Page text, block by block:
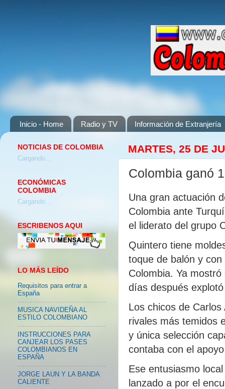
Inicio - Home Radio y TV Información de Extranjería
MARTES, 25 DE
Colombia ganó
Una gran actuación
Colombia ante
el liderato del grupo
Quintero tiene
toque de balón y
Colombia. Ya
días después
Los chicos de
rivales más temidos
y única selección
contaba con el
Ese entusiasmo
lanzado a por el
NOTICIAS DE COLOMBIA
Cargando...
ECONÓMICAS
COLOMBIA
Cargando...
ESCRIBENOS AQUI
LO MÁS LEÍDO
Requisitos para entrar a
España
MUSICA NAVIDEÑA AL
ESTILO COLOMBIANO
INSTRUCCIONES PARA
CANJEAR LOS PASES
COLOMBIANOS EN
ESPAÑA
JORGE LAUN Y LA BANDA
CALIENTE